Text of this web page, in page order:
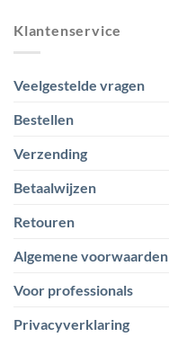
Klantenservice
Veelgestelde vragen
Bestellen
Verzending
Betaalwijzen
Retouren
Algemene voorwaarden
Voor professionals
Privacyverklaring